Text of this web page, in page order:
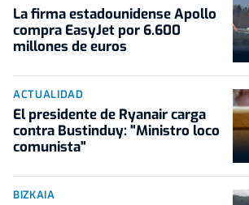
La firma estadounidense Apollo
compra EasyJet por 6.600
millones de euros
ACTUALIDAD
El presidente de Ryanair carga
contra Bustinduy: "Ministro loco
comunista"
BIZKAIA